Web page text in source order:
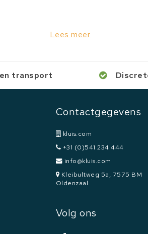
Lees meer
transport
Contactgegevens
kluis.com
+31 (0)541 234 444
info@kluis.com
Kleibultweg 5a, 7575 BM
Oldenzaal
Volg ons